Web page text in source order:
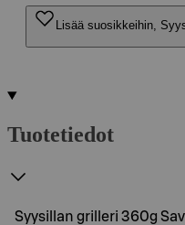
Lisää suosikkeihin,
Tuotetiedot
Syysillan grilleri 360g